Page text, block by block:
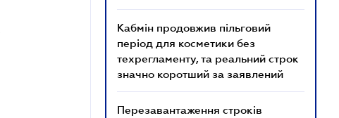
Кабмін продовжив пільговий
період для косметики без
техрегламенту, та реальний строк
значно коротший за заявлений
Перезавантаження строків